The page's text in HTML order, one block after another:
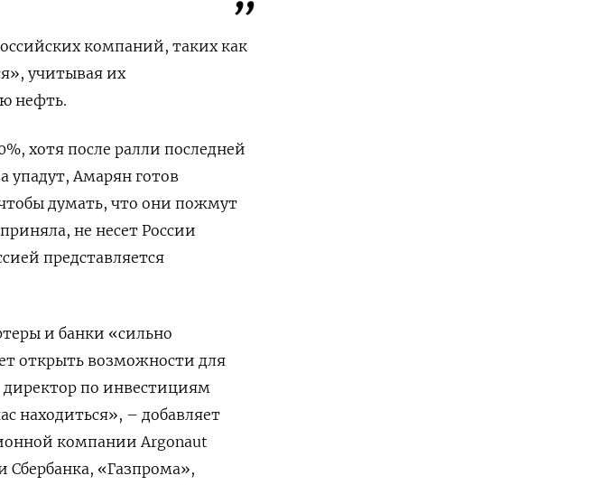
компаний, таких как
учитывая их
нефть.
хотя после ралли последней
упадут, Амарян готов
думать, что они пожмут
не несет России
представляется
и банки «сильно
открыть возможности для
по инвестициям
находиться», – добавляет
компании Argonaut
«Газпрома»,